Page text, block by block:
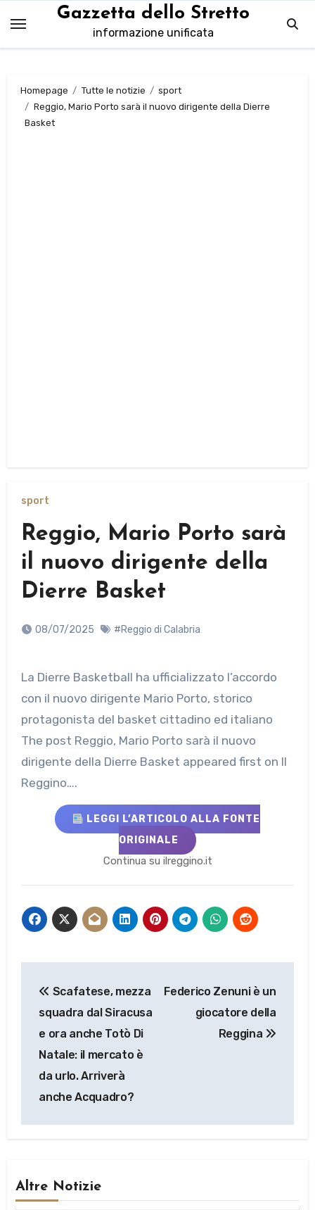
contenuto
Gazzetta dello Stretto
informazione unificata
Homepage Tutte le notizie
sport
Reggio, Mario Porto sarà il nuovo dirigente della Dierre
Basket
sport
Reggio, Mario Porto sarà
il nuovo dirigente della
Dierre Basket
08/07/2025 #Reggio di Calabria
La Dierre Basketball ha ufficializzato l’accordo
con il nuovo dirigente Mario Porto, storico
protagonista del basket cittadino ed italiano
The post Reggio, Mario Porto sarà il nuovo
dirigente della Dierre Basket appeared first on Il
Reggino….
LEGGI L’ARTICOLO ALLA FONTE
ORIGINALE
Continua su ilreggino.it
articoli
Scafatese, mezza
squadra dal Siracusa
e ora anche Totò Di
Natale: il mercato è
da urlo. Arriverà
anche Acquadro?
Federico Zenuni è un
giocatore della
Reggina
Altre Notizie